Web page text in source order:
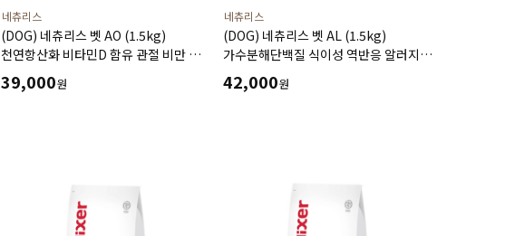
네츄리스
(DOG) 네츄리스 벳 AO (1.5kg)
천연항산화 비타민D 함유 관절 비만 체중
관리 및 치아 건강에 도움
39,000원
네츄리스
(DOG) 네츄리스 벳 AL (1.5kg)
가수분해단백질 식이성 역반응 알러지
불내증 아토피 피부염에 도움
(유통기한27년1월1일)
42,000원